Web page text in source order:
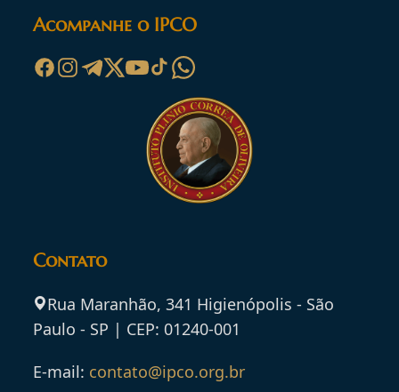
Acompanhe o IPCO
Contato
Rua Maranhão, 341 Higienópolis - São
Paulo - SP | CEP: 01240-001
E-mail: contato@ipco.org.br